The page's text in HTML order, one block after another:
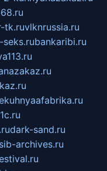
tk.ruvlknrussia.ru
bankaribi.ru
dark-sand.ru
sib-archives.ru